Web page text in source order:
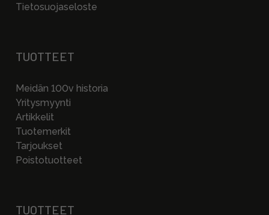
Tietosuojaseloste
TUOTTEET
Meidän 100v historia
Yritysmyynti
Artikkelit
Tuotemerkit
Tarjoukset
Poistotuotteet
TUOTTEET